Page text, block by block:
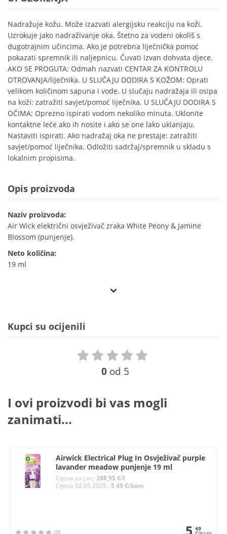
Nadražuje kožu. Može izazvati alergijsku reakciju na koži.
Uzrokuje jako nadraživanje oka. Štetno za vodeni okoliš s
dugotrajnim učincima. Ako je potrebna liječnička pomoć
pokazati spremnik ili naljepnicu. Čuvati izvan dohvata djece.
AKO SE PROGUTA: Odmah nazvati CENTAR ZA KONTROLU
OTROVANJA/liječnika. U SLUČAJU DODIRA S KOŽOM: Oprati
velikom količinom sapuna i vode. U slučaju nadražaja ili osipa
na koži: zatražiti savjet/pomoć liječnika. U SLUČAJU DODIRA S
OČIMA: Oprezno ispirati vodom nekoliko minuta. Uklonite
kontaktne leće ako ih nosite i ako se one lako uklanjaju.
Nastaviti ispirati. Ako nadražaj oka ne prestaje: zatražiti
savjet/pomoć liječnika. Odložiti sadržaj/spremnik u skladu s
lokalnim propisima.
Opis proizvoda
Naziv proizvoda:
Air Wick električni osvježivač zraka White Peony & Jamine
Blossom (punjenje).
Neto količina:
19 ml
Kupci su ocijenili
0 od 5
I ovi proizvodi bi vas mogli
zanimati...
Airwick Electrical Plug In Osvježivač purple
lavander meadow punjenje 19 ml
Cijena za j.m.:288,95 €/l
Cijena 02.05.2025.:5,49 €/kom
(0) 49